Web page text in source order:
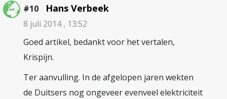
#10 Hans Verbeek
8 juli 2014 , 13:52
Goed artikel, bedankt voor het vertalen,
Krispijn.
Ter aanvulling. In de afgelopen jaren wekten
de Duitsers nog ongeveer evenveel elektriciteit